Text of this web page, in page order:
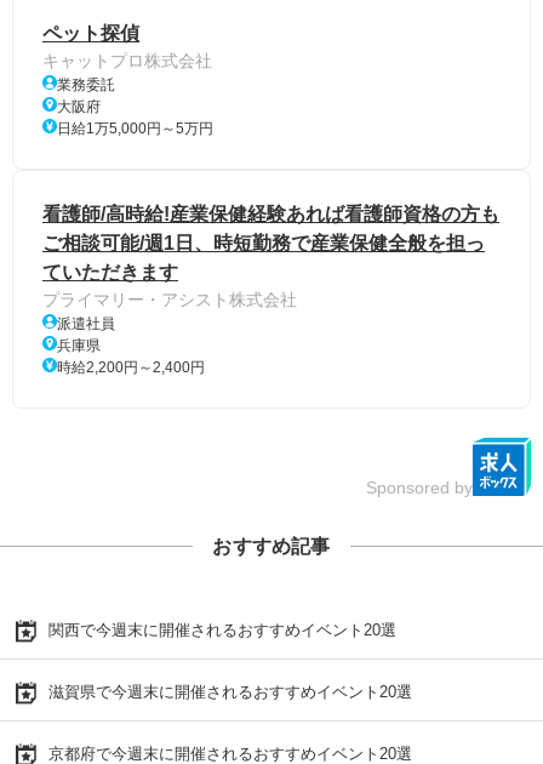
ペット探偵
キャットプロ株式会社
業務委託
大阪府
日給1万5,000円～5万円
看護師/高時給!産業保健経験あれば看護師資格の方も
ご相談可能/週1日、時短勤務で産業保健全般を担っ
ていただきます
プライマリー・アシスト株式会社
派遣社員
兵庫県
時給2,200円～2,400円
Sponsored by
おすすめ記事
関西で今週末に開催されるおすすめイベント20選
滋賀県で今週末に開催されるおすすめイベント20選
京都府で今週末に開催されるおすすめイベント20選